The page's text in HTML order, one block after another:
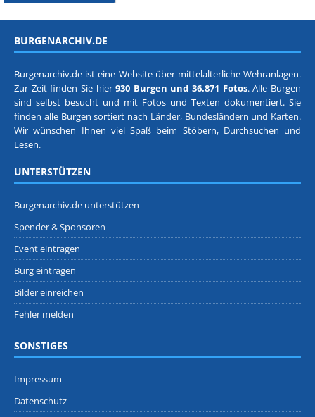
BURGENARCHIV.DE
Burgenarchiv.de ist eine Website über mittelalterliche Wehranlagen.
Zur Zeit finden Sie hier930 Burgen und 36.871 Fotos. Alle Burgen
sind selbst besucht und mit Fotos und Texten dokumentiert. Sie
finden alle Burgen sortiert nach Länder, Bundesländern und Karten.
Wir wünschen Ihnen viel Spaß beim Stöbern, Durchsuchen und
Lesen.
UNTERSTÜTZEN
Burgenarchiv.de unterstützen
Spender & Sponsoren
Event eintragen
Burg eintragen
Bilder einreichen
Fehler melden
SONSTIGES
Impressum
Datenschutz